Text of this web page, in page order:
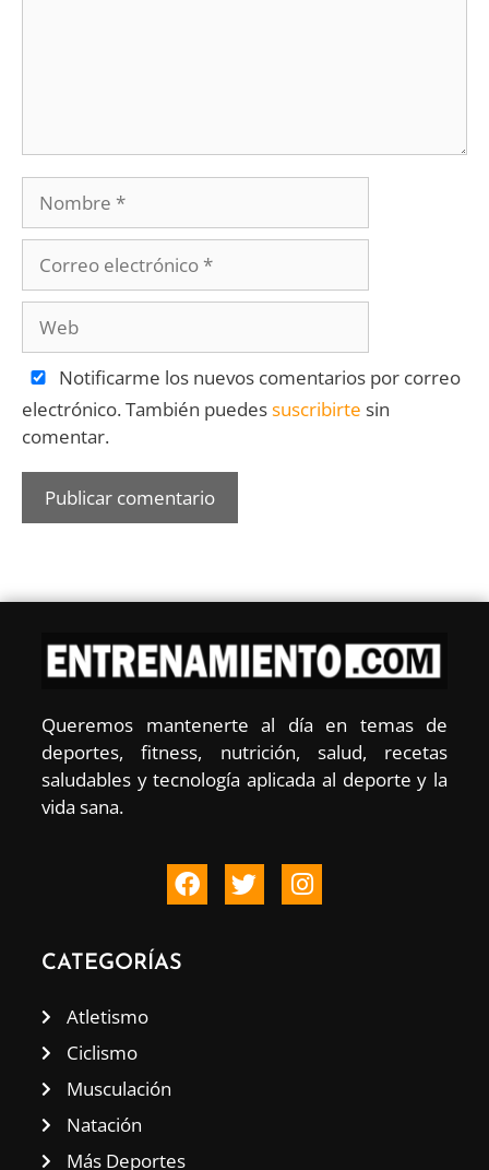
Notificarme los nuevos comentarios por correo
electrónico. También puedessuscribirte sin
comentar.
Queremos mantenerte al día en temas de
deportes, fitness, nutrición, salud, recetas
saludables y tecnología aplicada al deporte y la
vida sana.
CATEGORÍAS
Atletismo
Ciclismo
Musculación
Natación
Más Deportes